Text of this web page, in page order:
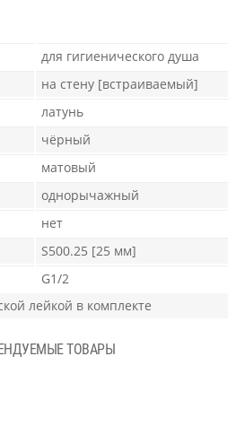
для гигиенического душа
на стену [встраиваемый]
латунь
чёрный
матовый
однорычажный
нет
S500.25 [25 мм]
G1/2
лейкой в комплекте
ТОВАРЫ